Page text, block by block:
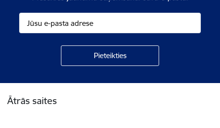
Ātrās saites